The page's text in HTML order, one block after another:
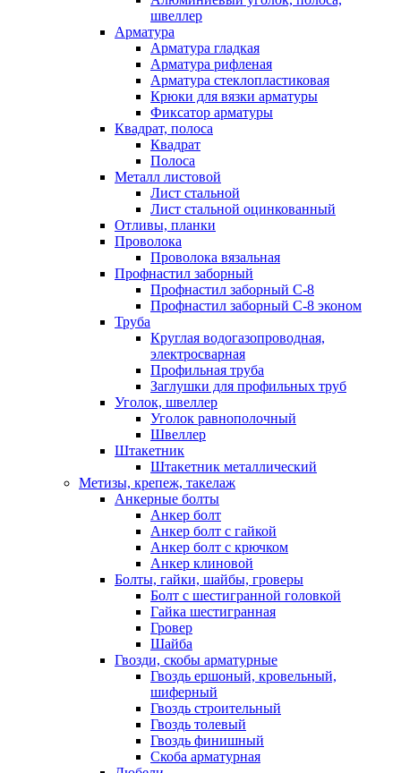
швеллер
Арматура
Арматура гладкая
Арматура рифленая
Арматура стеклопластиковая
Крюки для вязки арматуры
Фиксатор арматуры
Квадрат, полоса
Квадрат
Полоса
Металл листовой
Лист стальной
Лист стальной оцинкованный
Отливы, планки
Проволока
Проволока вязальная
Профнастил заборный
Профнастил заборный С-8
Профнастил заборный С-8 эконом
Труба
Круглая водогазопроводная,
электросварная
Профильная труба
Заглушки для профильных труб
Уголок, швеллер
Уголок равнополочный
Швеллер
Штакетник
Штакетник металлический
Метизы, крепеж, такелаж
Анкерные болты
Анкер болт
Анкер болт с гайкой
Анкер болт с крючком
Анкер клиновой
Болты, гайки, шайбы, гроверы
Болт c шестигранной головкой
Гайка шестигранная
Гровер
Шайба
Гвозди, скобы арматурные
Гвоздь ершоный, кровельный,
шиферный
Гвоздь строительный
Гвоздь толевый
Гвоздь финишный
Скоба арматурная